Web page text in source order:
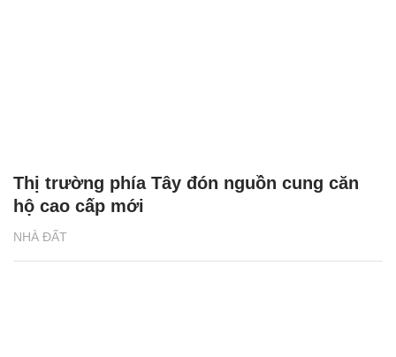
NHÀ ĐẤT
Thị trường phía Tây đón nguồn cung căn
hộ cao cấp mới